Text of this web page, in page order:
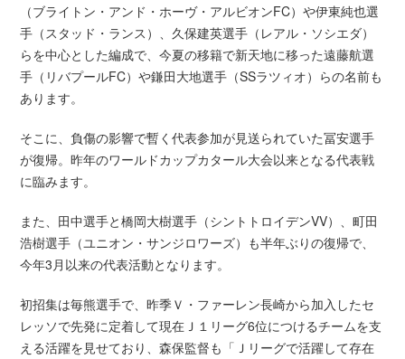
（ブライトン・アンド・ホーヴ・アルビオンFC）や伊東純也選
手（スタッド・ランス）、久保建英選手（レアル・ソシエダ）
らを中心とした編成で、今夏の移籍で新天地に移った遠藤航選
手（リバプールFC）や鎌田大地選手（SSラツィオ）らの名前も
あります。
そこに、負傷の影響で暫く代表参加が見送られていた冨安選手
が復帰。昨年のワールドカップカタール大会以来となる代表戦
に臨みます。
また、田中選手と橋岡大樹選手（シントトロイデンVV）、町田
浩樹選手（ユニオン・サンジロワーズ）も半年ぶりの復帰で、
今年3月以来の代表活動となります。
初招集は毎熊選手で、昨季Ｖ・ファーレン長崎から加入したセ
レッソで先発に定着して現在Ｊ１リーグ6位につけるチームを支
える活躍を見せており、森保監督も「Ｊリーグで活躍して存在